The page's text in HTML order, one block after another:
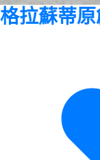
格拉蘇蒂